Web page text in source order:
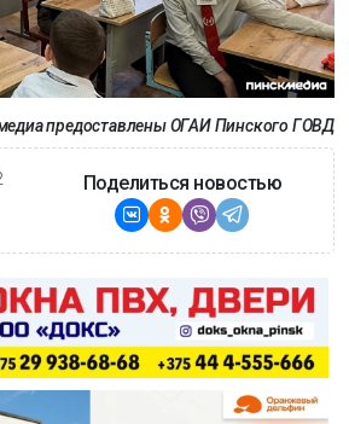
предоставлены ОГАИ Пинского ГОВД
Поделиться новостью